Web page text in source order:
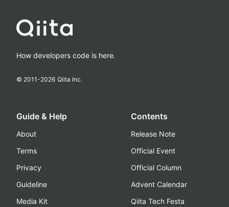
How developers code is here.
© 2011-2026 Qiita Inc.
Guide & Help
About
Terms
Privacy
Guideline
Media Kit
Contents
Release Note
Official Event
Official Column
Advent Calendar
Qiita Tech Festa